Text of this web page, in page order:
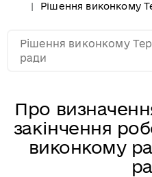
Рішення виконкому
Про
закінчення
виконкому
Рішення виконкому
ради
Рішення
Рішення